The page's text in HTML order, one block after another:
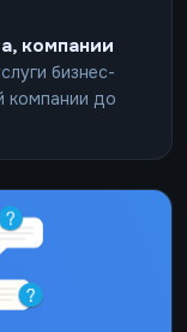
компании
бизнес-
компании до